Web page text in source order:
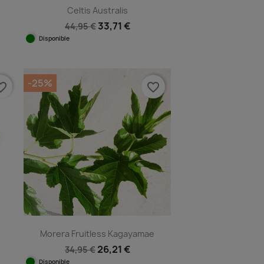
Celtis Australis
44,95 € 33,71 €
Disponible
Morera Fruitless Kagayamae
34,95 € 26,21 €
Disponible
-25% favorite_border